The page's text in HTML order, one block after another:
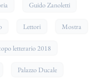
Guido Zanoletti
Lettori Mostra
letterario 2018
Palazzo Ducale